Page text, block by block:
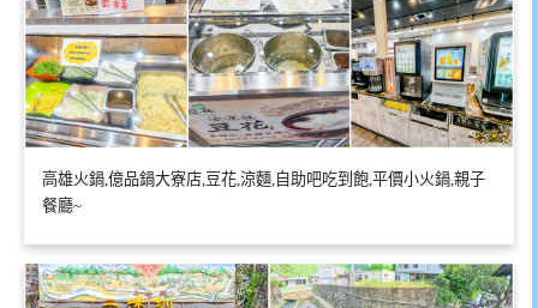
高雄火鍋,億品鍋大寮店,豆花,涼麵,自助吧吃到飽,平價小火鍋,親子
餐廳~